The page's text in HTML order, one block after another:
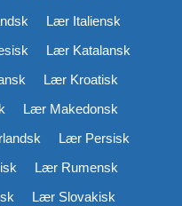
Lær Italiensk
Lær Katalansk
Lær Kroatisk
Lær Makedonsk
Lær Persisk
Lær Rumensk
Lær Slovakisk